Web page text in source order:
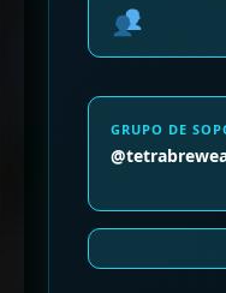
GRUPO DE